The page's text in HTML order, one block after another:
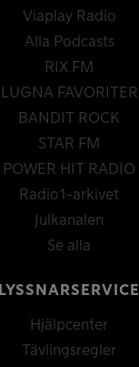
Viaplay Radio
Alla Podcasts
RIX FM
LUGNA FAVORITER
BANDIT ROCK
STAR FM
POWER HIT RADIO
Radio1-arkivet
Julkanalen
Se alla
LYSSNARSERVICE
Hjälpcenter
Tävlingsregler